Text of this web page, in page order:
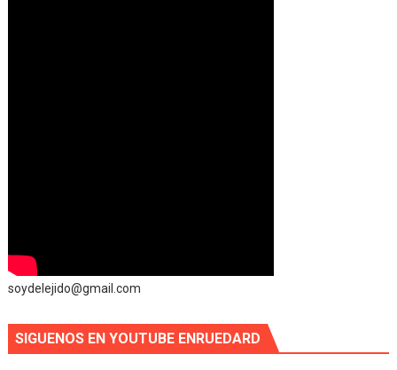
soydelejido@gmail.com
SIGUENOS EN YOUTUBE ENRUEDARD